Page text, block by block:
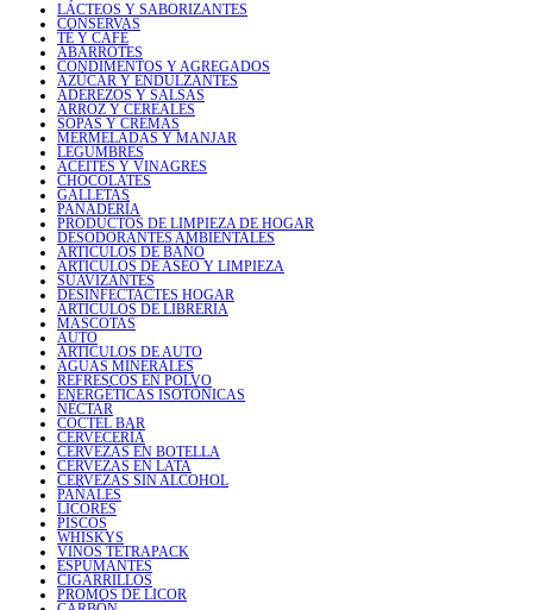
LÁCTEOS Y SABORIZANTES
CONSERVAS
TÉ Y CAFÉ
ABARROTES
CONDIMENTOS Y AGREGADOS
AZÚCAR Y ENDULZANTES
ADEREZOS Y SALSAS
ARROZ Y CEREALES
SOPAS Y CREMAS
MERMELADAS Y MANJAR
LEGUMBRES
ACEITES Y VINAGRES
CHOCOLATES
GALLETAS
PANADERÍA
PRODUCTOS DE LIMPIEZA DE HOGAR
DESODORANTES AMBIENTALES
ARTICULOS DE BAÑO
ARTICULOS DE ASEO Y LIMPIEZA
SUAVIZANTES
DESINFECTACTES HOGAR
ARTICULOS DE LIBRERIA
MASCOTAS
AUTO
ARTICULOS DE AUTO
AGUAS MINERALES
REFRESCOS EN POLVO
ENERGÉTICAS ISOTÓNICAS
NÉCTAR
COCTEL BAR
CERVECERÍA
CERVEZAS EN BOTELLA
CERVEZAS EN LATA
CERVEZAS SIN ALCOHOL
PAÑALES
LICORES
PISCOS
WHISKYS
VINOS TETRAPACK
ESPUMANTES
CIGARRILLOS
PROMOS DE LICOR